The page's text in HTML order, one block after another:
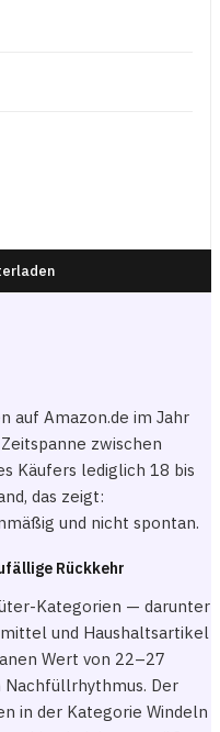
auf Amazon.de im Jahr
zwischen
Käufers lediglich 18 bis
das zeigt:
und nicht spontan.
Rückkehr
Kategorien — darunter
und Haushaltsartikel
Wert von 22–27
Der
in der Kategorie Windeln